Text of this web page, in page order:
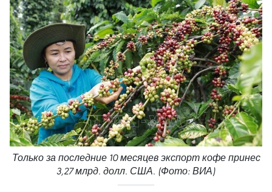
Только за последние 10 месяцев экспорт кофе принес
3,27 млрд. долл. США. (Фото: ВИА)